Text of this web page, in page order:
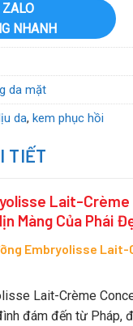
NHANH
da mặt
da, kem phục hồi
TIẾT
Lait-
Màng Của Phái
Embryolisse Lait-
Lait-Crème
đám đến từ Pháp,